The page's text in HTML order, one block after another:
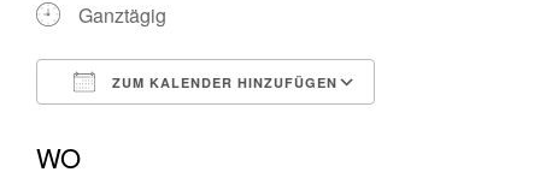
Ganztägig
ZUM KALENDER HINZUFÜGEN
WO